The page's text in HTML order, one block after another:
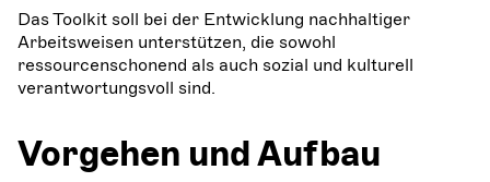
Das Toolkit soll bei der Entwicklung nachhaltiger
Arbeitsweisen unterstützen, die sowohl
ressourcenschonend als auch sozial und kulturell
verantwortungsvoll sind.
Vorgehen und Aufbau